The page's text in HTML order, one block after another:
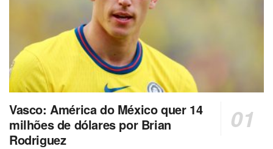
Vasco: América do México quer 14
milhões de dólares por Brian
Rodriguez